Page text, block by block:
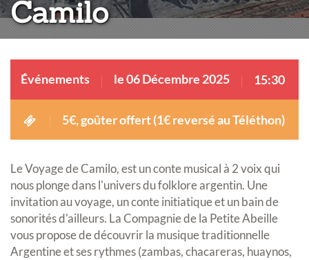
Camilo
Événements le 06 Décembre 2025 15:30
5€, goûter offert (1€ reversé au Téléthon)
Le Voyage de Camilo, est un conte musical à 2 voix qui
nous plonge dans l'univers du folklore argentin. Une
invitation au voyage, un conte initiatique et un bain de
sonorités d'ailleurs. La Compagnie de la Petite Abeille
vous propose de découvrir la musique traditionnelle
Argentine et ses rythmes (zambas, chacareras, huaynos,